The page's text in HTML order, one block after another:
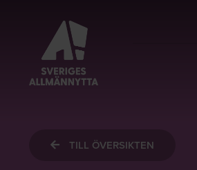
TILL ÖVERSIKTEN